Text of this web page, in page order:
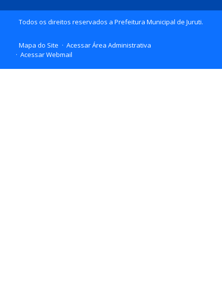
Todos os direitos reservados a Prefeitura Municipal de Juruti.
Mapa do Site
Acessar Área Administrativa
Acessar Webmail